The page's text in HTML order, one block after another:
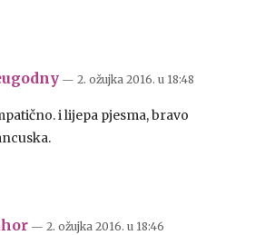
— 2. ožujka 2016. u 18:48
i lijepa pjesma, bravo
— 2. ožujka 2016. u 18:46